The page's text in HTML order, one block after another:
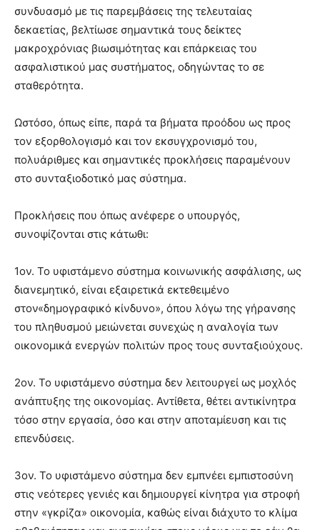
συνδυασμό με τις παρεμβάσεις της τελευταίας
δεκαετίας, βελτίωσε σημαντικά τους δείκτες
μακροχρόνιας βιωσιμότητας και επάρκειας του
ασφαλιστικού μας συστήματος, οδηγώντας το σε
σταθερότητα.
Ωστόσο, όπως είπε, παρά τα βήματα προόδου ως προς
τον εξορθολογισμό και τον εκσυγχρονισμό του,
πολυάριθμες και σημαντικές προκλήσεις παραμένουν
στο συνταξιοδοτικό μας σύστημα.
Προκλήσεις που όπως ανέφερε ο υπουργός,
συνοψίζονται στις κάτωθι:
1ον. Το υφιστάμενο σύστημα κοινωνικής ασφάλισης, ως
διανεμητικό, είναι εξαιρετικά εκτεθειμένο
στον«δημογραφικό κίνδυνο», όπου λόγω της γήρανσης
του πληθυσμού μειώνεται συνεχώς η αναλογία των
οικονομικά ενεργών πολιτών προς τους συνταξιούχους.
2ον. Το υφιστάμενο σύστημα δεν λειτουργεί ως μοχλός
ανάπτυξης της οικονομίας. Αντίθετα, θέτει αντικίνητρα
τόσο στην εργασία, όσο και στην αποταμίευση και τις
επενδύσεις.
3ον. Το υφιστάμενο σύστημα δεν εμπνέει εμπιστοσύνη
στις νεότερες γενιές και δημιουργεί κίνητρα για στροφή
στην «γκρίζα» οικονομία, καθώς είναι διάχυτο το κλίμα